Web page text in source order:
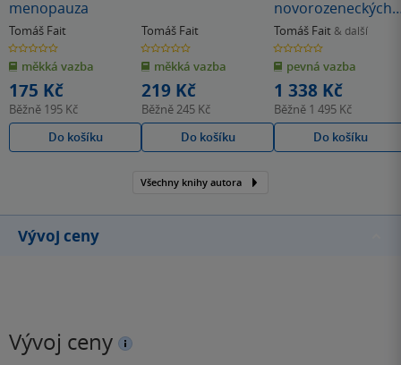
menopauza
Tomáš Fait
0.0
z
5
hvězdiček
měkká vazba
175 Kč
Běžně 195 Kč
Do košíku
Tomáš Fait
0.0
z
5
hvězdiček
měkká vazba
219 Kč
Běžně245 Kč
Do košíku
novorozeneckých
patologií
Tomáš Fait & další
0.0
z
5
hvězdiček
pevná vazba
1 338 Kč
Běžně 1 495 Kč
Do košíku
Všechny knihy autora
Vývoj ceny
Vývoj ceny